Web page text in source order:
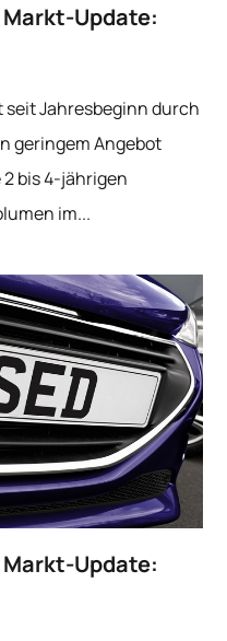
Update:
Jahresbeginn durch
geringem Angebot
bis 4-jährigen
im...
Update: